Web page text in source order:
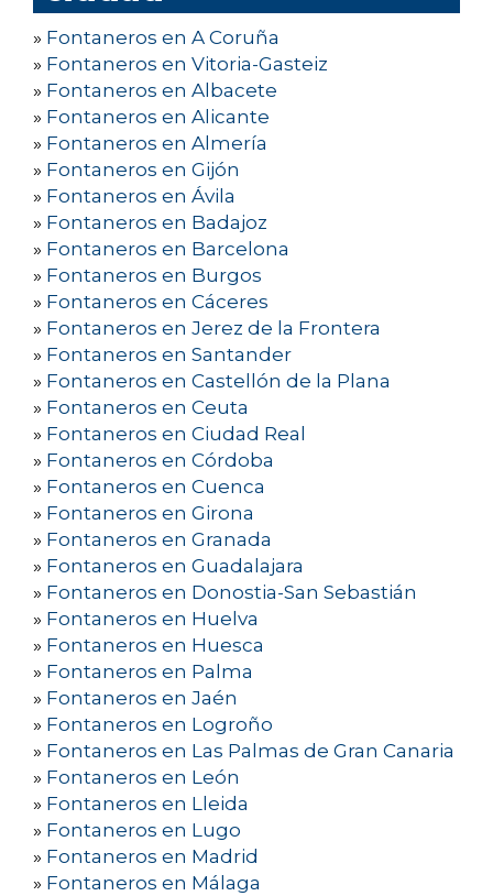
» Fontaneros en A Coruña
» Fontaneros en Vitoria-Gasteiz
» Fontaneros en Albacete
» Fontaneros en Alicante
» Fontaneros en Almería
» Fontaneros en Gijón
» Fontaneros en Ávila
» Fontaneros en Badajoz
» Fontaneros en Barcelona
» Fontaneros en Burgos
» Fontaneros en Cáceres
» Fontaneros en Jerez de la Frontera
» Fontaneros en Santander
» Fontaneros en Castellón de la Plana
» Fontaneros en Ceuta
» Fontaneros en Ciudad Real
» Fontaneros en Córdoba
» Fontaneros en Cuenca
» Fontaneros en Girona
» Fontaneros en Granada
» Fontaneros en Guadalajara
» Fontaneros en Donostia-San Sebastián
» Fontaneros en Huelva
» Fontaneros en Huesca
» Fontaneros en Palma
» Fontaneros en Jaén
» Fontaneros en Logroño
» Fontaneros en Las Palmas de Gran Canaria
» Fontaneros en León
» Fontaneros en Lleida
» Fontaneros en Lugo
» Fontaneros en Madrid
» Fontaneros en Málaga